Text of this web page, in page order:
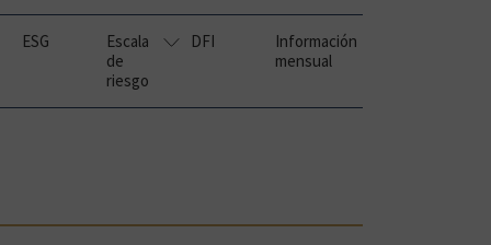
ESG
Escala
de
riesgo
DFI
Información
mensual